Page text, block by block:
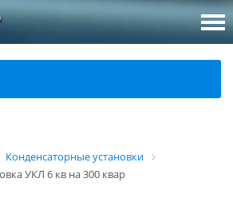
8
Конденсаторные установки
УКЛ 6 кв на 300 квар